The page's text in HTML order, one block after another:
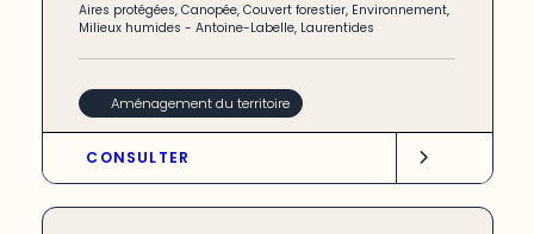
Aires protégées,Canopée,Couvert forestier, Environnement,
Milieux humides -Antoine-Labelle, Laurentides
Aménagement du territoire
CONSULTER